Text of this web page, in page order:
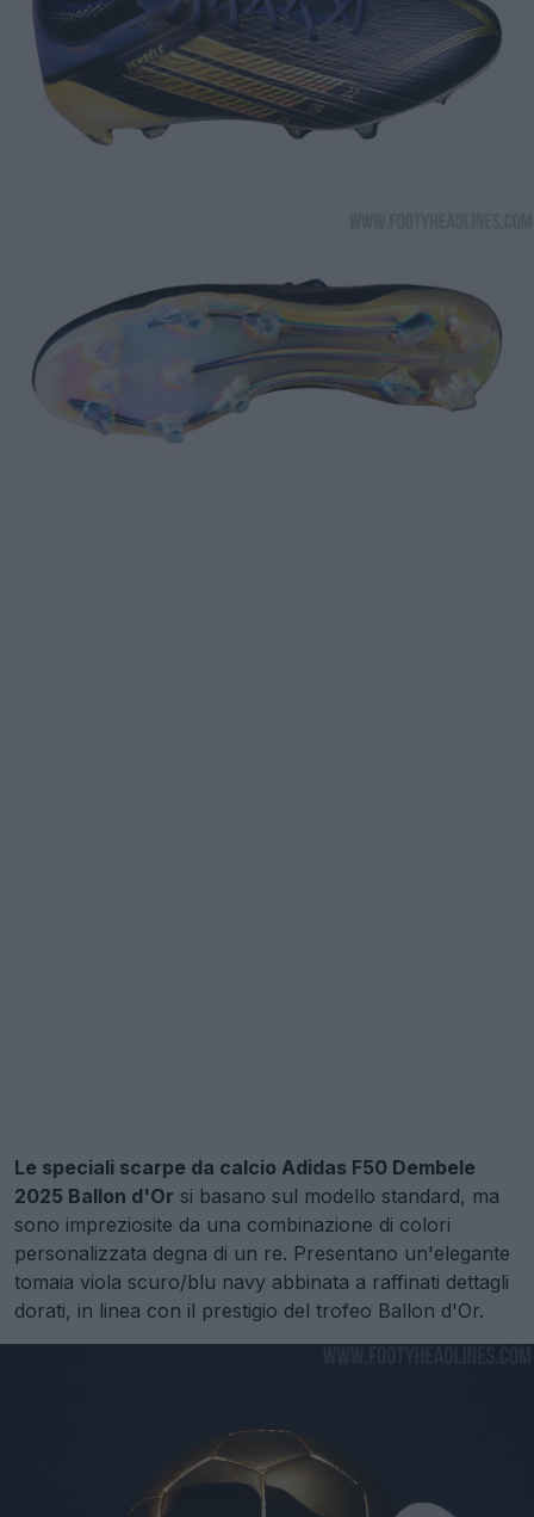
Le speciali scarpe da calcio Adidas F50 Dembele
2025 Ballon d'Or si basano sul modello standard, ma
sono impreziosite da una combinazione di colori
personalizzata degna di un re. Presentano un'elegante
tomaia viola scuro/blu navy abbinata a raffinati dettagli
dorati, in linea con il prestigio del trofeo Ballon d'Or.